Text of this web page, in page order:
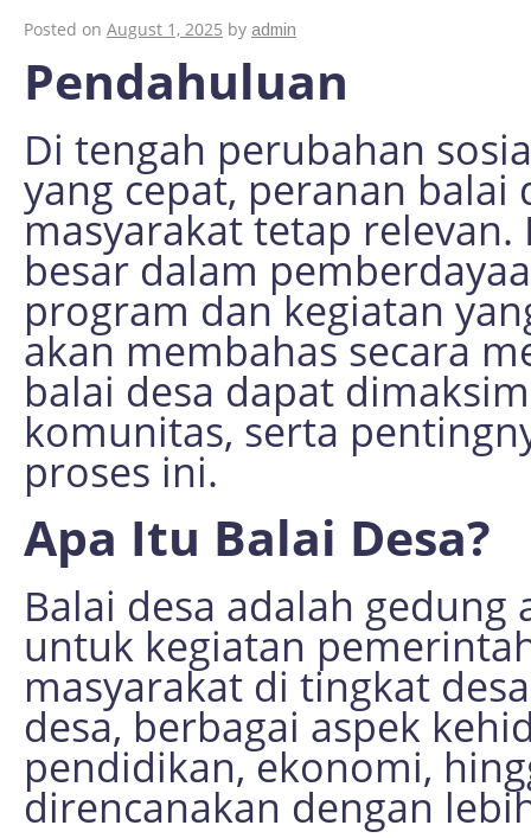
Posted on August 1, 2025 by admin
Pendahuluan
Di tengah perubahan
yang cepat, peranan balai
masyarakat tetap
besar dalam
program dan kegiatan
akan membahas secara
balai desa dapat
komunitas, serta
proses ini.
Apa Itu Balai Desa?
Balai desa adalah
untuk kegiatan
masyarakat di tingkat
desa, berbagai aspek
pendidikan, ekonomi,
direncanakan dengan